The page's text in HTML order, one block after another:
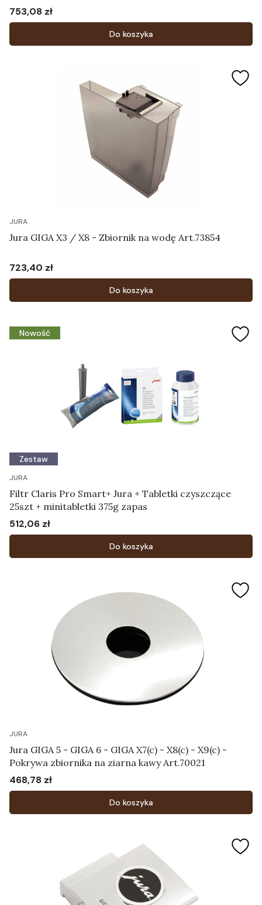
Cena
753,08 zł
Do koszyka
JURA
Jura GIGA X3 / X8 - Zbiornik na wodę Art.73854
Cena
723,40 zł
Do koszyka
Nowość
Zestaw
JURA
Filtr Claris Pro Smart+ Jura + Tabletki czyszczące
25szt + minitabletki 375g zapas
Cena
512,06 zł
Do koszyka
JURA
Jura GIGA 5 - GIGA 6 - GIGA X7(c) - X8(c) - X9(c) -
Pokrywa zbiornika na ziarna kawy Art.70021
Cena
468,78 zł
Do koszyka